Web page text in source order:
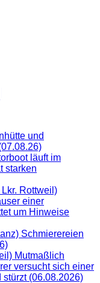
und
läuft im
starken
Rottweil)
einer
um Hinweise
Schmierereien
Mutmaßlich
versucht sich einer
(06.08.2026)